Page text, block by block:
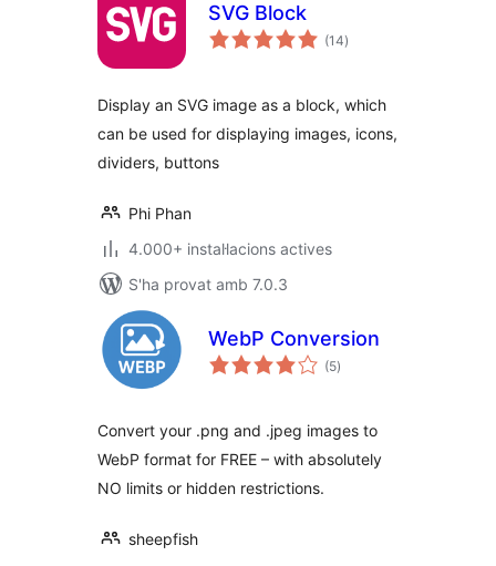
SVG Block
(14puntuacions
totals
)
Display an SVG image as a block, which
can be used for displaying images, icons,
dividers, buttons
Phi Phan
4.000+ instal·lacions actives
S'ha provat amb 7.0.3
WebP Conversion
(5puntuacions
totals
)
Convert your .png and .jpeg images to
WebP format for FREE – with absolutely
NO limits or hidden restrictions.
sheepfish